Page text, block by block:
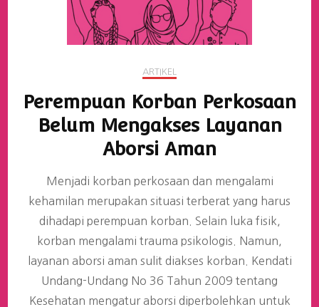
ARTIKEL
Perempuan Korban Perkosaan
Belum Mengakses Layanan
Aborsi Aman
Menjadi korban perkosaan dan mengalami
kehamilan merupakan situasi terberat yang harus
dihadapi perempuan korban. Selain luka fisik,
korban mengalami trauma psikologis. Namun,
layanan aborsi aman sulit diakses korban. Kendati
Undang-Undang No 36 Tahun 2009 tentang
Kesehatan mengatur aborsi diperbolehkan untuk